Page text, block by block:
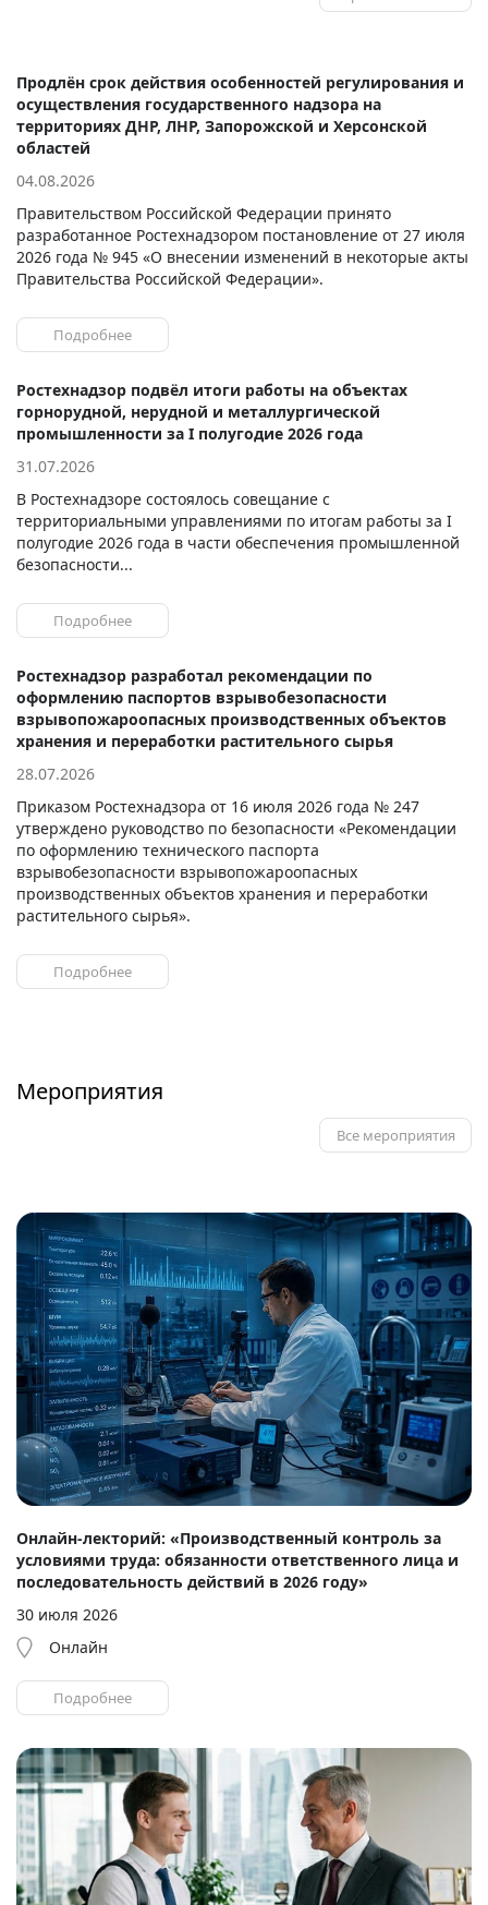
Продлён срок действия особенностей регулирования и
осуществления государственного надзора на
территориях ДНР, ЛНР, Запорожской и Херсонской
областей
04.08.2026
Правительством Российской Федерации принято
разработанное Ростехнадзором постановление от 27 июля
2026 года № 945 «О внесении изменений в некоторые акты
Правительства Российской Федерации».
Подробнее
Ростехнадзор подвёл итоги работы на объектах
горнорудной, нерудной и металлургической
промышленности за I полугодие 2026 года
31.07.2026
В Ростехнадзоре состоялось совещание с
территориальными управлениями по итогам работы за I
полугодие 2026 года в части обеспечения промышленной
безопасности...
Подробнее
Ростехнадзор разработал рекомендации по
оформлению паспортов взрывобезопасности
взрывопожароопасных производственных объектов
хранения и переработки растительного сырья
28.07.2026
Приказом Ростехнадзора от 16 июля 2026 года № 247
утверждено руководство по безопасности «Рекомендации
по оформлению технического паспорта
взрывобезопасности взрывопожароопасных
производственных объектов хранения и переработки
растительного сырья».
Подробнее
Мероприятия
Все мероприятия
Онлайн-лекторий: «Производственный контроль за
условиями труда: обязанности ответственного лица и
последовательность действий в 2026 году»
30 июля 2026
Онлайн
Подробнее